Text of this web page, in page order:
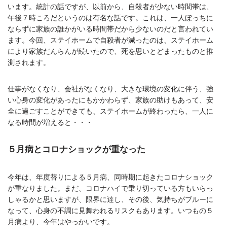
います。統計の話ですが、以前から、自殺者が少ない時間帯は、
午後７時ころだというのは有名な話です。これは、一人ぼっちに
ならずに家族の誰かがいる時間帯だから少ないのだと言われてい
ます。今回、ステイホームで自殺者が減ったのは、ステイホーム
により家族だんらんが続いたので、死を思いとどまったものと推
測されます。
仕事がなくなり、会社がなくなり、大きな環境の変化に伴う、強
い心身の変化があったにもかかわらず、家族の助けもあって、安
全に過ごすことができても、ステイホームが終わったら、一人に
なる時間が増えると・・・
５月病とコロナショックが重なった
今年は、年度替りによる５月病、同時期に起きたコロナショック
が重なりました。まだ、コロナハイで乗り切っている方もいらっ
しゃるかと思いますが、限界に達し、その後、気持ちがブルーに
なって、心身の不調に見舞われるリスクもあります。いつもの５
月病より、今年はやっかいです。